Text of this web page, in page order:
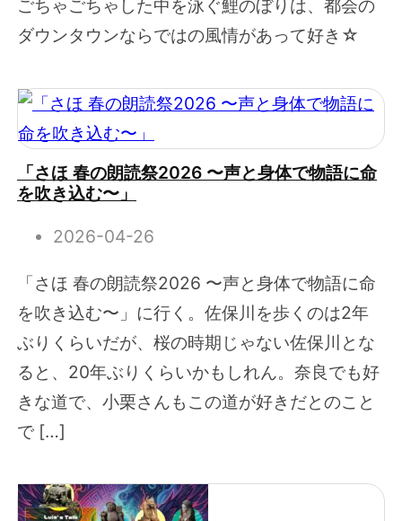
ごちゃごちゃした中を泳ぐ鯉のぼりは、都会の
ダウンタウンならではの風情があって好き☆
「さほ 春の朗読祭2026 〜声と身体で物語に命
を吹き込む〜」
2026-04-26
「さほ 春の朗読祭2026 〜声と身体で物語に命
を吹き込む〜」に行く。佐保川を歩くのは2年
ぶりくらいだが、桜の時期じゃない佐保川とな
ると、20年ぶりくらいかもしれん。奈良でも好
きな道で、小栗さんもこの道が好きだとのこと
で […]